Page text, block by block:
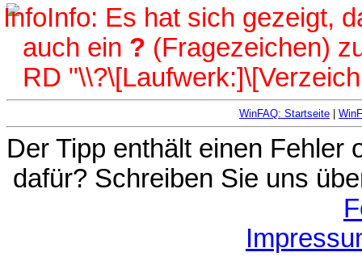
Info: Es hat sich gezeigt,
auch ein ? (Fragezeichen)
RD
WinFAQ: Startseite
Der Tipp enthält einen Fehler
dafür? Schreiben Sie uns